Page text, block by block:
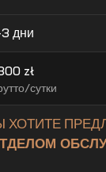
дни
zł
сутки
ХОТИТЕ